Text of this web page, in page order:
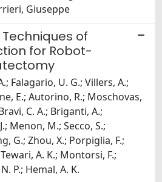
Giuseppe
of
for Robot-
Falagario, U. G.; Villers, A.;
E.; Autorino, R.; Moschovas,
C. A.; Briganti, A.;
Menon, M.; Secco, S.;
G.; Zhou, X.; Porpiglia, F.;
A. K.; Montorsi, F.;
P.; Hemal, A. K.